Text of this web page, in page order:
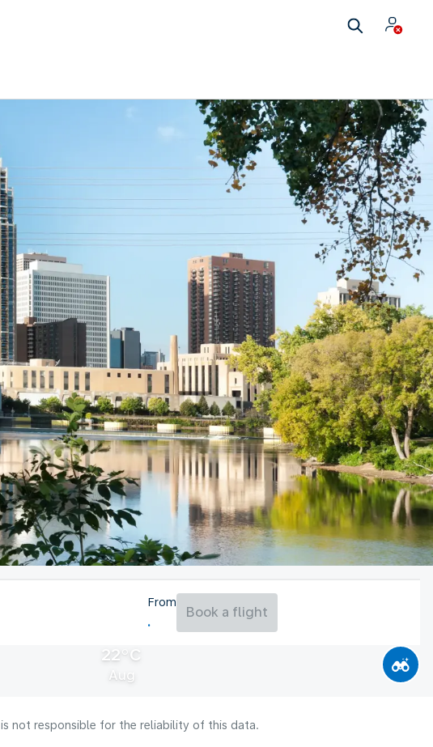
22°C
Aug
From
Book a flight
not responsible for the reliability of this data.